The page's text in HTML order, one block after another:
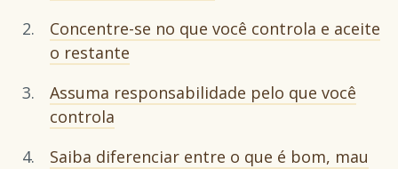
Concentre-se no que você controla e aceite
o restante
Assuma responsabilidade pelo que você
controla
Saiba diferenciar entre o que é bom, mau